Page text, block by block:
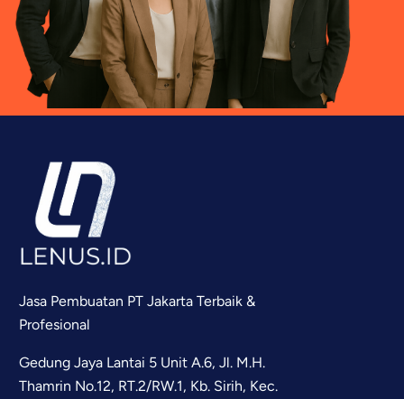
Jasa Pembuatan PT Jakarta Terbaik &
Profesional
Gedung Jaya Lantai 5 Unit A.6, Jl. M.H.
Thamrin No.12, RT.2/RW.1, Kb. Sirih, Kec.